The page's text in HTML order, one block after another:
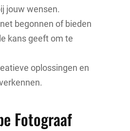
jouw wensen.
begonnen of bieden
kans geeft om te
oplossingen en
Fotograaf